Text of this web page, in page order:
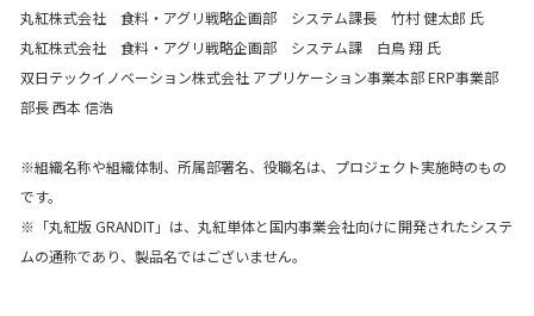
丸紅株式会社 食料・アグリ戦略企画部 システム課長 竹村 健太郎 氏
丸紅株式会社 食料・アグリ戦略企画部 システム課 白鳥 翔 氏
双日テックイノベーション株式会社 アプリケーション事業本部 ERP事業部
部長 西本 信浩
※組織名称や組織体制、所属部署名、役職名は、プロジェクト実施時のもの
です。
※「丸紅版 GRANDIT」は、丸紅単体と国内事業会社向けに開発されたシステ
ムの通称であり、製品名ではございません。